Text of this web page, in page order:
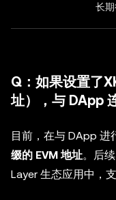
长
Q：如果设置了
址），与 DApp
目前，在与 DApp 进
缀的 EVM 地址。后
Layer 生态应用中，